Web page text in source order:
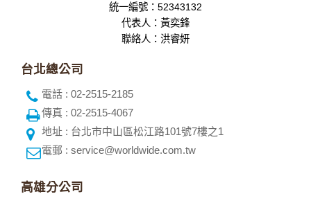
統一編號：52343132
代表人：黃奕鋒
聯絡人：洪睿妍
台北總公司
電話 : 02-2515-2185
傳真 : 02-2515-4067
地址 : 台北市中山區松江路101號7樓之1
電郵 : service@worldwide.com.tw
高雄分公司